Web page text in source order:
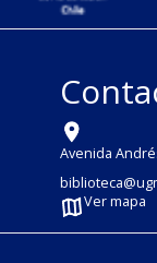
Avenida
Ver mapa